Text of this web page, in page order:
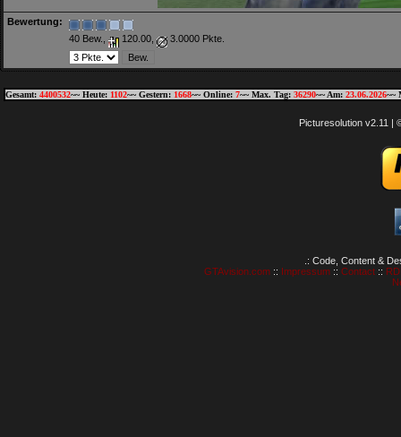
Bewertung:
40 Bew.,
120.00, 3.0000 Pkte.
Gesamt: 4400532~~ Heute: 1102~~ Gestern: 1668~~ Online: 7~~ Max. Tag: 36290~~ Am: 23.06.2026~~
Picturesolution v2.11 |
.: Code, Content &
GTAvision.com:: Impressum:: Contact::